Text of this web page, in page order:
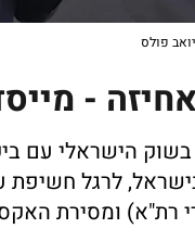
פולס
-
הישראלי עם
לרגל
האקספנג ה - 10,000